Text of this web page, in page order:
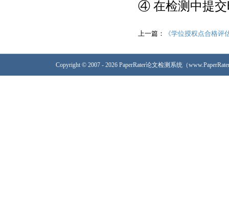
④ 在检测中提交
上一篇： 《学位授权点合格评
Copyright © 2007 - 2026 PaperRater论文检测系统（